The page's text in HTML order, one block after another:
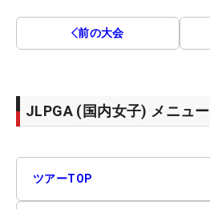
前の大会
JLPGA (国内女子) メニュー
ツアーTOP